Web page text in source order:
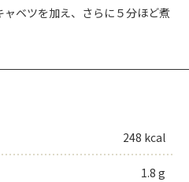
ャベツを加え、さらに５分ほど煮
248 kcal
1.8 g